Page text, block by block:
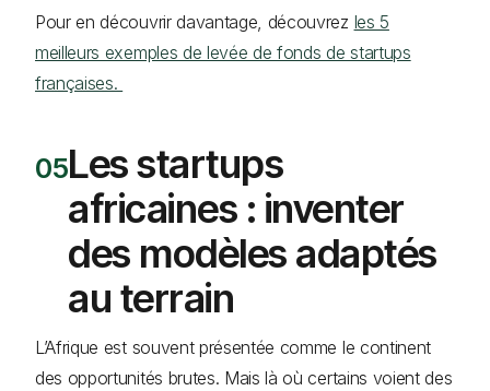
Pour en découvrir davantage, découvrez les 5
meilleurs exemples de levée de fonds de startups
françaises.
Les startups
africaines : inventer
des modèles adaptés
au terrain
L’Afrique est souvent présentée comme le continent
des opportunités brutes. Mais là où certains voient des